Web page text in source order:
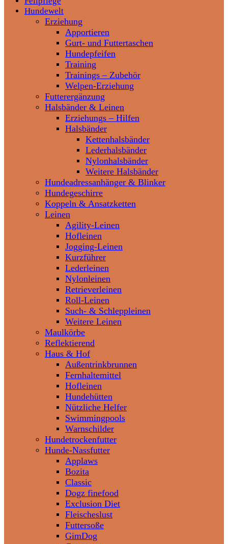
Hundewelt
Erziehung
Apportieren
Gurt- und Futtertaschen
Hundepfeifen
Training
Trainings – Zubehör
Welpen-Erziehung
Futterergänzung
Halsbänder & Leinen
Erziehungs – Hilfen
Halsbänder
Kettenhalsbänder
Lederhalsbänder
Nylonhalsbänder
Weitere Halsbänder
Hundeadressanhänger & Blinker
Hundegeschirre
Koppeln & Ansatzketten
Leinen
Agility-Leinen
Hofleinen
Jogging-Leinen
Kurzführer
Lederleinen
Nylonleinen
Retrieverleinen
Roll-Leinen
Such- & Schleppleinen
Weitere Leinen
Maulkörbe
Reflektierend
Haus & Hof
Außentrinkbrunnen
Fernhaltemittel
Hofleinen
Hundehütten
Nützliche Helfer
Swimmingpools
Warnschilder
Hundetrockenfutter
Hunde-Nassfutter
Applaws
Bozita
Classic
Dogz finefood
Exclusion Diet
Fleischeslust
Futtersoße
GimDog